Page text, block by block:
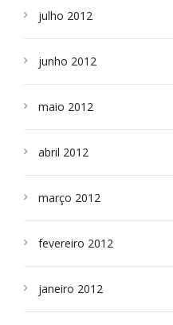
julho 2012
junho 2012
maio 2012
abril 2012
março 2012
fevereiro 2012
janeiro 2012